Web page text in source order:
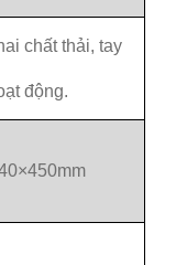
chất thải, tay
động.